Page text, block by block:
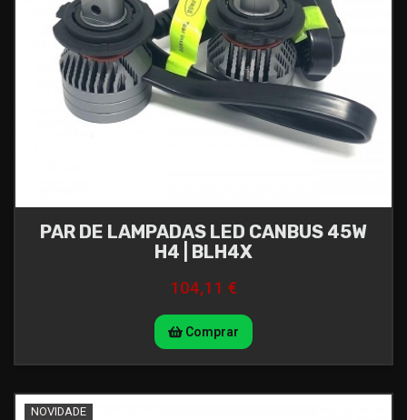
PAR DE LAMPADAS LED CANBUS 45W
H4 | BLH4X
104,11 €
Comprar
NOVIDADE